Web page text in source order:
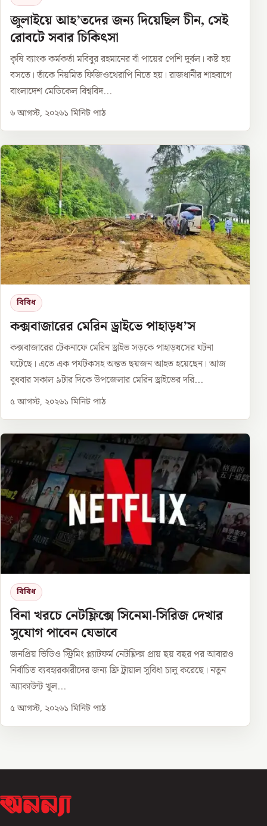
জুলাইয়ে আহ’তদের জন্য দিয়েছিল চীন, সেই
রোবটে সবার চিকিৎসা
কৃষি ব্যাংক কর্মকর্তা মবিবুর রহমানের বাঁ পায়ের পেশি দুর্বল। কষ্ট হয়
বসতে। তাঁকে নিয়মিত ফিজিওথেরাপি নিতে হয়। রাজধানীর শাহবাগে
বাংলাদেশ মেডিকেল বিশ্ববিদ...
৬ আগস্ট, ২০২৬১ মিনিট পাঠ
বিবিধ
কক্সবাজারের মেরিন ড্রাইভে পাহাড়ধ’স
কক্সবাজারের টেকনাফে মেরিন ড্রাইভ সড়কে পাহাড়ধসের ঘটনা
ঘটেছে। এতে এক পর্যটকসহ অন্তত ছয়জন আহত হয়েছেন। আজ
বুধবার সকাল ৯টার দিকে উপজেলার মেরিন ড্রাইভের দরি...
৫ আগস্ট, ২০২৬১ মিনিট পাঠ
বিবিধ
বিনা খরচে নেটফ্লিক্সে সিনেমা-সিরিজ দেখার
সুযোগ পাবেন যেভাবে
জনপ্রিয় ভিডিও স্ট্রিমিং প্ল্যাটফর্ম নেটফ্লিক্স প্রায় ছয় বছর পর আবারও
নির্বাচিত ব্যবহারকারীদের জন্য ফ্রি ট্রায়াল সুবিধা চালু করেছে। নতুন
অ্যাকাউন্ট খুল...
৫ আগস্ট, ২০২৬১ মিনিট পাঠ